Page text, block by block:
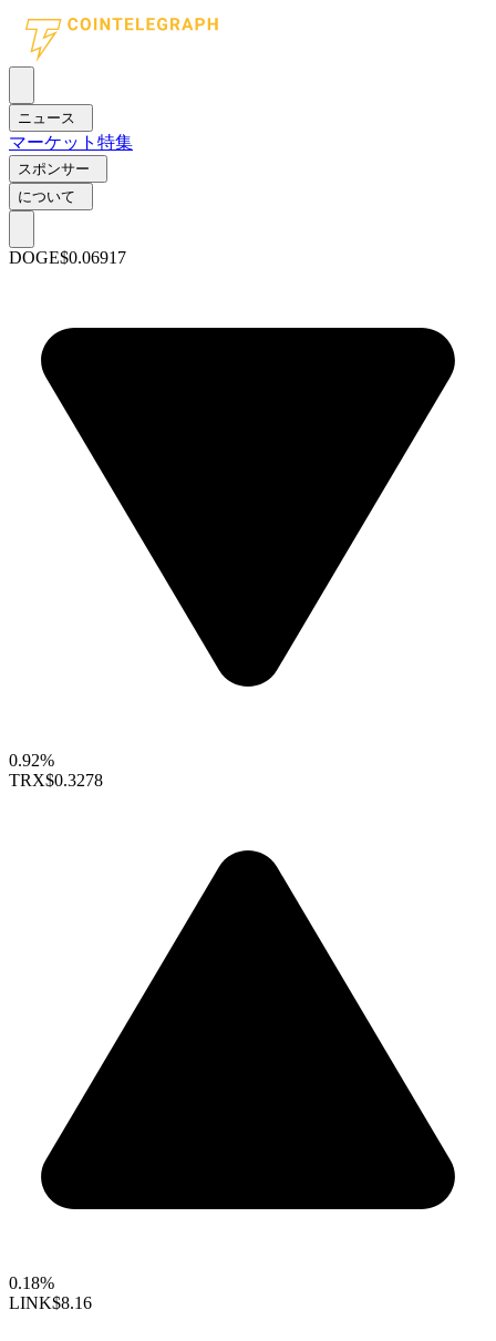
ニュース
マーケット 特集
スポンサー
について
DOGE$0.06917
0.92%
TRX$0.3278
0.18%
LINK$8.16